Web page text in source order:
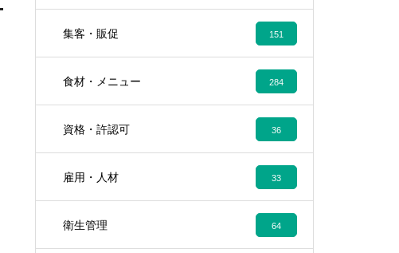
集客・販促 151
食材・メニュー 284
資格・許認可 36
雇用・人材 33
衛生管理 64